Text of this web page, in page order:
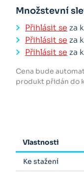
Množstevní
Přihlásit se za
Přihlásit se za
Přihlásit se za
Cena bude
produkt přidán do
Vlastnosti
Ke stažení